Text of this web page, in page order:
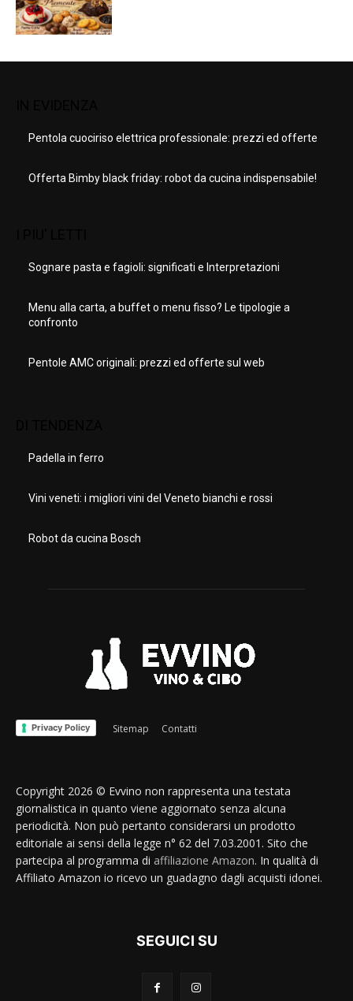
Pentola cuociriso elettrica professionale: prezzi ed offerte
Offerta Bimby black friday: robot da cucina indispensabile!
Sognare pasta e fagioli: significati e Interpretazioni
Menu alla carta, a buffet o menu fisso? Le tipologie a
confronto
Pentole AMC originali: prezzi ed offerte sul web
Padella in ferro
Vini veneti: i migliori vini del Veneto bianchi e rossi
Robot da cucina Bosch
Privacy Policy Sitemap Contatti
Copyright 2026 © Evvino non rappresenta una testata
giornalistica in quanto viene aggiornato senza alcuna
periodicità. Non può pertanto considerarsi un prodotto
editoriale ai sensi della legge n° 62 del 7.03.2001. Sito che
partecipa al programma di affiliazione Amazon. In qualità di
Affiliato Amazon io ricevo un guadagno dagli acquisti idonei.
SEGUICI SU